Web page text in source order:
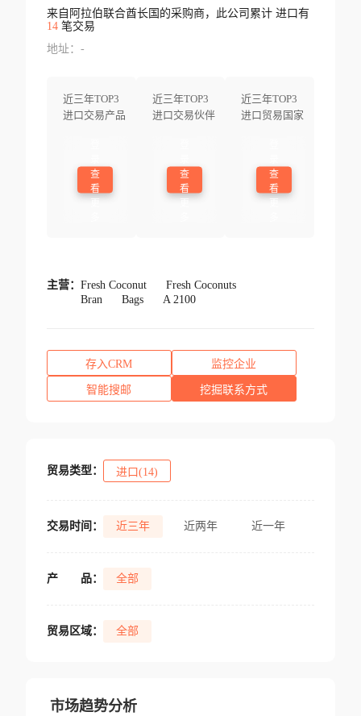
来自阿拉伯联合酋长国的采购商，此公司累计 进口有
14笔交易
地址：-
近三年TOP3
进口交易产品
查
看
近三年TOP3
进口交易伙伴
查
看
近三年TOP3
进口贸易国家
查
看
主营： Fresh Coconut
Fresh Coconuts
Bran
Bags A 2100
存入CRM 监控企业
智能搜邮 挖掘联系方式
贸易类型： 进口(14)
交易时间： 近三年 近两年 近一年
产 品： 全部
贸易区域： 全部
市场趋势分析